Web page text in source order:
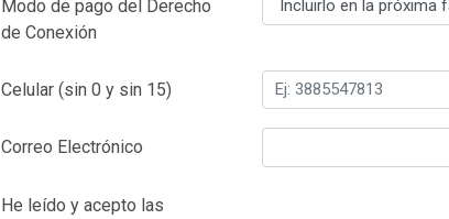
Modo de pago del Derecho
de Conexión
Celular (sin 0 y sin 15)
Correo Electrónico
He leído y acepto las